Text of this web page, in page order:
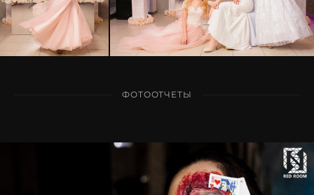
ФОТООТЧЕТЫ